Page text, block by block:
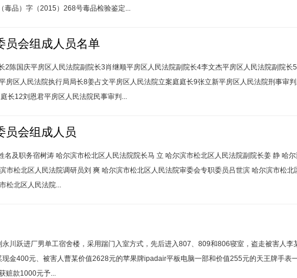
毒品）字（2015）268号毒品检验鉴定...
员会组成人员名单
2陈国庆平房区人民法院副院长3肖继顺平房区人民法院副院长4李文杰平房区人民法院副院长
房区人民法院执行局局长8姜占文平房区人民法院立案庭庭长9张立新平房区人民法院刑事审
长12刘恩君平房区人民法院民事审判...
员会组成人员
及职务宿树涛 哈尔滨市松北区人民法院院长马 立 哈尔滨市松北区人民法院副院长姜 静 哈
市松北区人民法院调研员刘 爽 哈尔滨市松北区人民法院审委会专职委员吕世滨 哈尔滨市松
松北区人民法院...
川跃进厂男单工宿舍楼，采用踹门入室方式，先后进入807、809和806寝室，盗走被害人李
金400元、被害人曹某价值2628元的苹果牌ipadair平板电脑一部和价值255元的天王牌手表
赃款1000元予...